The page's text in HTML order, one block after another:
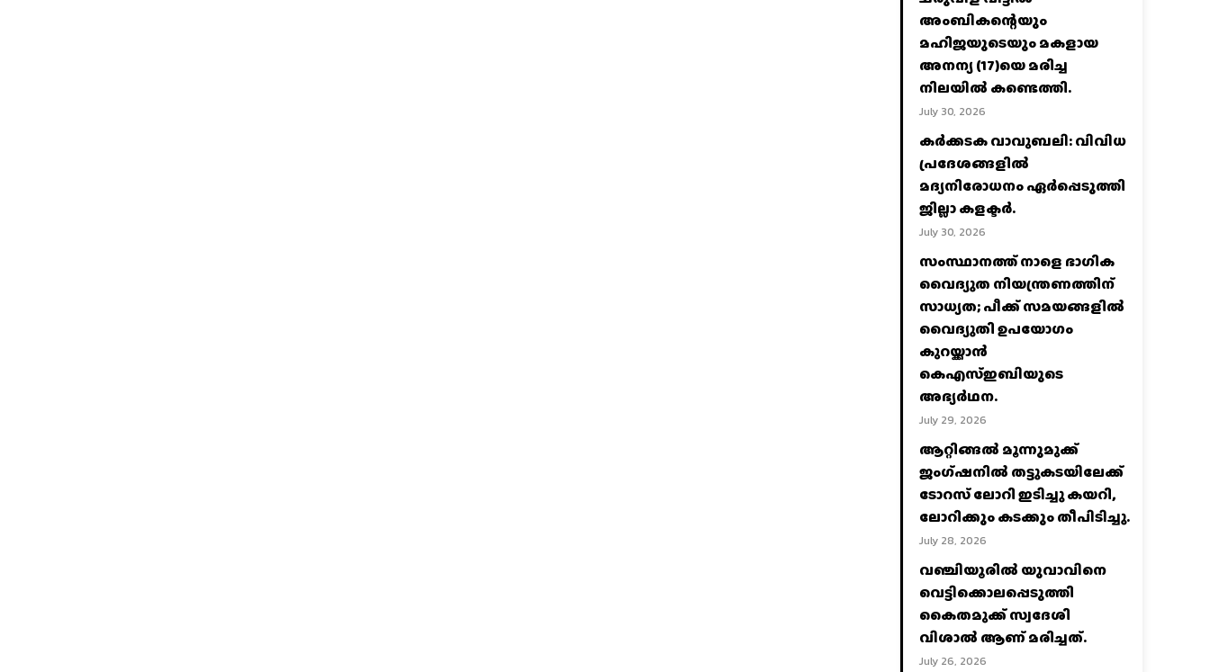
അംബികന്റെയും
മഹിജയുടെയും മകളായ
അനന്യ (17)യെ മരിച്ച
നിലയിൽ കണ്ടെത്തി.
July 30, 2026
കര്‍ക്കടക വാവുബലി: വിവിധ
പ്രദേശങ്ങളില്‍
മദ്യനിരോധനം ഏര്‍പ്പെടുത്തി
ജില്ലാ കളക്ടര്‍.
July 30, 2026
സംസ്ഥാനത്ത് നാളെ ഭാഗിക
വൈദ്യുത നിയന്ത്രണത്തിന്
സാധ്യത; പീക്ക് സമയങ്ങളില്‍
വൈദ്യുതി ഉപയോഗം
കുറയ്ക്കാൻ
കെഎസ്‌ഇബിയുടെ
അഭ്യര്‍ഥന.
July 29, 2026
ആറ്റിങ്ങൽ മൂന്നുമുക്ക്
ജംഗ്ഷനിൽ തട്ടുകടയിലേക്ക്
ടോറസ് ലോറി ഇടിച്ചു കയറി,
ലോറിക്കും കടക്കും തീപിടിച്ചു.
July 28, 2026
വഞ്ചിയൂരില്‍ യുവാവിനെ
വെട്ടിക്കൊലപ്പെടുത്തി
കൈതമുക്ക് സ്വദേശി
വിശാല്‍ ആണ് മരിച്ചത്.
July 26, 2026